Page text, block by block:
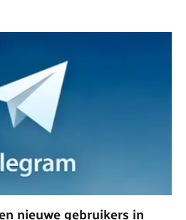
nieuwe gebruikers in